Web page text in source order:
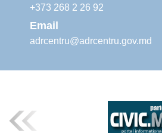
+373 268 2 26 92
Email
adrcentru@adrcentru.gov.md